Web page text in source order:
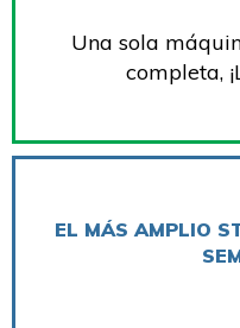
Una sola
completa,
EL MÁS AMPLIO